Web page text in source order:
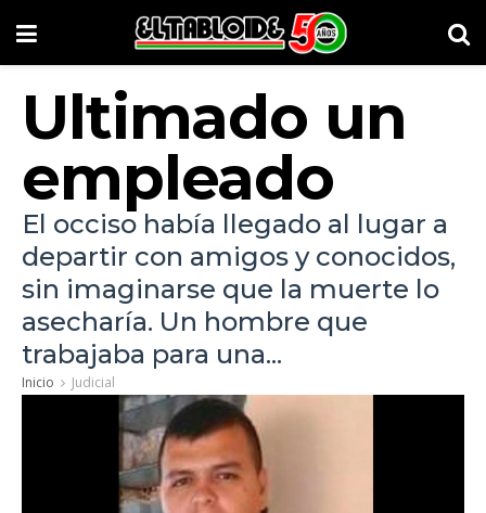
Ultimado un
empleado
El occiso había llegado al lugar a
departir con amigos y conocidos,
sin imaginarse que la muerte lo
asecharía. Un hombre que
trabajaba para una...
Inicio Judicial